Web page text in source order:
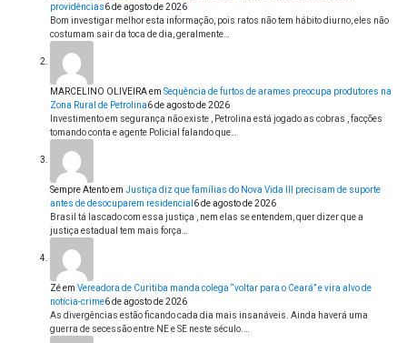
providências6 de agosto de 2026
Bom investigar melhor esta informação, pois ratos não tem hábito diurno, eles não
costumam sair da toca de dia, geralmente…
MARCELINO OLIVEIRAem Sequência de furtos de arames preocupa produtores na
Zona Rural de Petrolina6 de agosto de 2026
Investimento em segurança não existe , Petrolina está jogado as cobras , facções
tomando conta e agente Policial falando que…
Sempre Atentoem Justiça diz que famílias do Nova Vida III precisam de suporte
antes de desocuparem residencial 6 de agosto de 2026
Brasil tá lascado com essa justiça , nem elas se entendem, quer dizer que a
justiça estadual tem mais força…
Zéem Vereadora de Curitiba manda colega “voltar para o Ceará” e vira alvo de
notícia-crime6 de agosto de 2026
As divergências estão ficando cada dia mais insanáveis. Ainda haverá uma
guerra de secessão entre NE e SE neste século.…